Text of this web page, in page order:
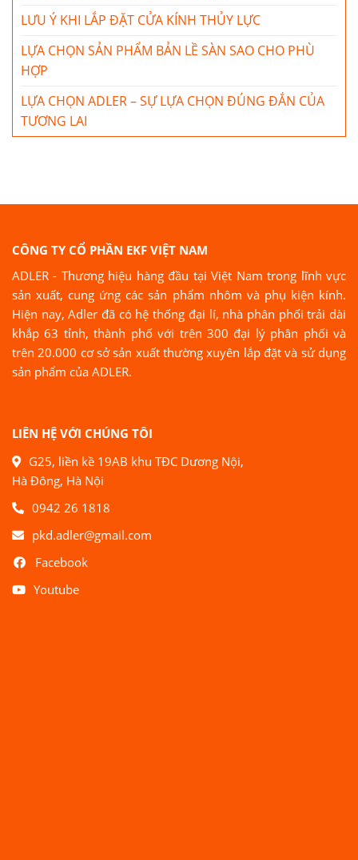
LƯU Ý KHI LẮP ĐẶT CỬA KÍNH THỦY LỰC
LỰA CHỌN SẢN PHẨM BẢN LỀ SÀN SAO CHO PHÙ
HỢP
LỰA CHỌN ADLER – SỰ LỰA CHỌN ĐÚNG ĐẮN CỦA
TƯƠNG LAI
CÔNG TY CỔ PHẦN EKF VIỆT NAM
ADLER - Thương hiệu hàng đầu tại Việt Nam trong lĩnh vực
sản xuất, cung ứng các sản phẩm nhôm và phụ kiện kính.
Hiện nay, Adler đã có hệ thống đại lí, nhà phân phối trải dài
khắp 63 tỉnh, thành phố với trên 300 đại lý phân phối và
trên 20.000 cơ sở sản xuất thường xuyên lắp đặt và sử dụng
sản phẩm của ADLER.
LIÊN HỆ VỚI CHÚNG TÔI
G25, liền kề 19AB khu TĐC Dương Nội,
Hà Đông, Hà Nội
0942 26 1818
pkd.adler@gmail.com
Facebook
Youtube